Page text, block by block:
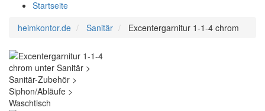
Startseite
heimkontor.de
Sanitär Excentergarnitur 1-1-4 chrom